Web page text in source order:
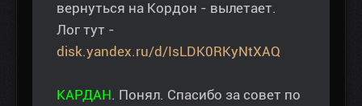
вернуться на Кордон - вылетает.
Лог тут -
disk.yandex.ru/d/IsLDK0RKyNtXAQ
КАРДАН. Понял. Спасибо за совет по